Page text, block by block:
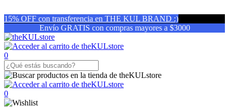
15% OFF con transferencia en THE KUL BRAND :)
Envío GRATIS con compras mayores a $3000
0
0